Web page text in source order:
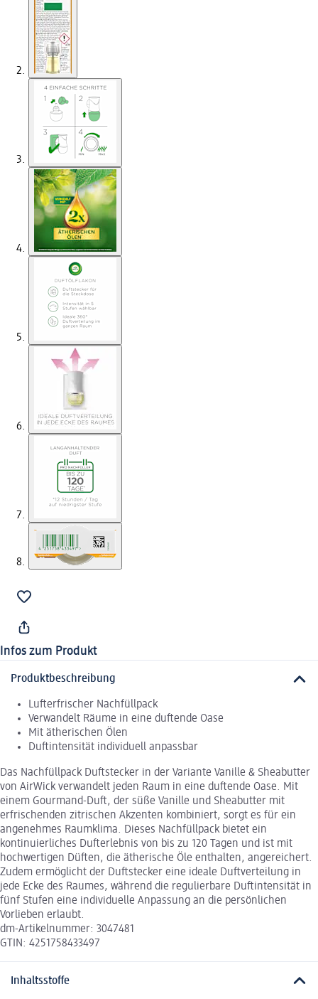
Infos zum Produkt
Produktbeschreibung
Lufterfrischer Nachfüllpack
Verwandelt Räume in eine duftende Oase
Mit ätherischen Ölen
Duftintensität individuell anpassbar
Das Nachfüllpack Duftstecker in der Variante Vanille & Sheabutter
von AirWick verwandelt jeden Raum in eine duftende Oase. Mit
einem Gourmand-Duft, der süße Vanille und Sheabutter mit
erfrischenden zitrischen Akzenten kombiniert, sorgt es für ein
angenehmes Raumklima. Dieses Nachfüllpack bietet ein
kontinuierliches Dufterlebnis von bis zu 120 Tagen und ist mit
hochwertigen Düften, die ätherische Öle enthalten, angereichert.
Zudem ermöglicht der Duftstecker eine ideale Duftverteilung in
jede Ecke des Raumes, während die regulierbare Duftintensität in
fünf Stufen eine individuelle Anpassung an die persönlichen
Vorlieben erlaubt.
dm-Artikelnummer: 3047481
GTIN: 4251758433497
Inhaltsstoffe